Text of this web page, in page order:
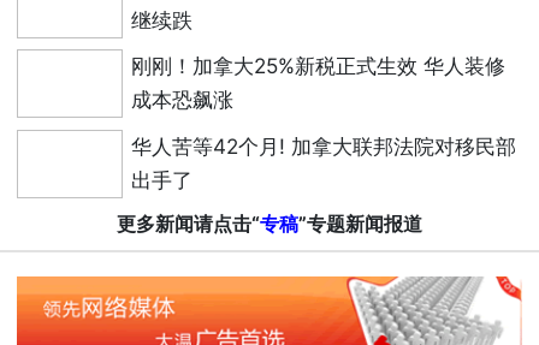
继续跌
刚刚！加拿大25%新税正式生效 华人装修
成本恐飙涨
华人苦等42个月! 加拿大联邦法院对移民部
出手了
更多新闻请点击“专稿”专题新闻报道